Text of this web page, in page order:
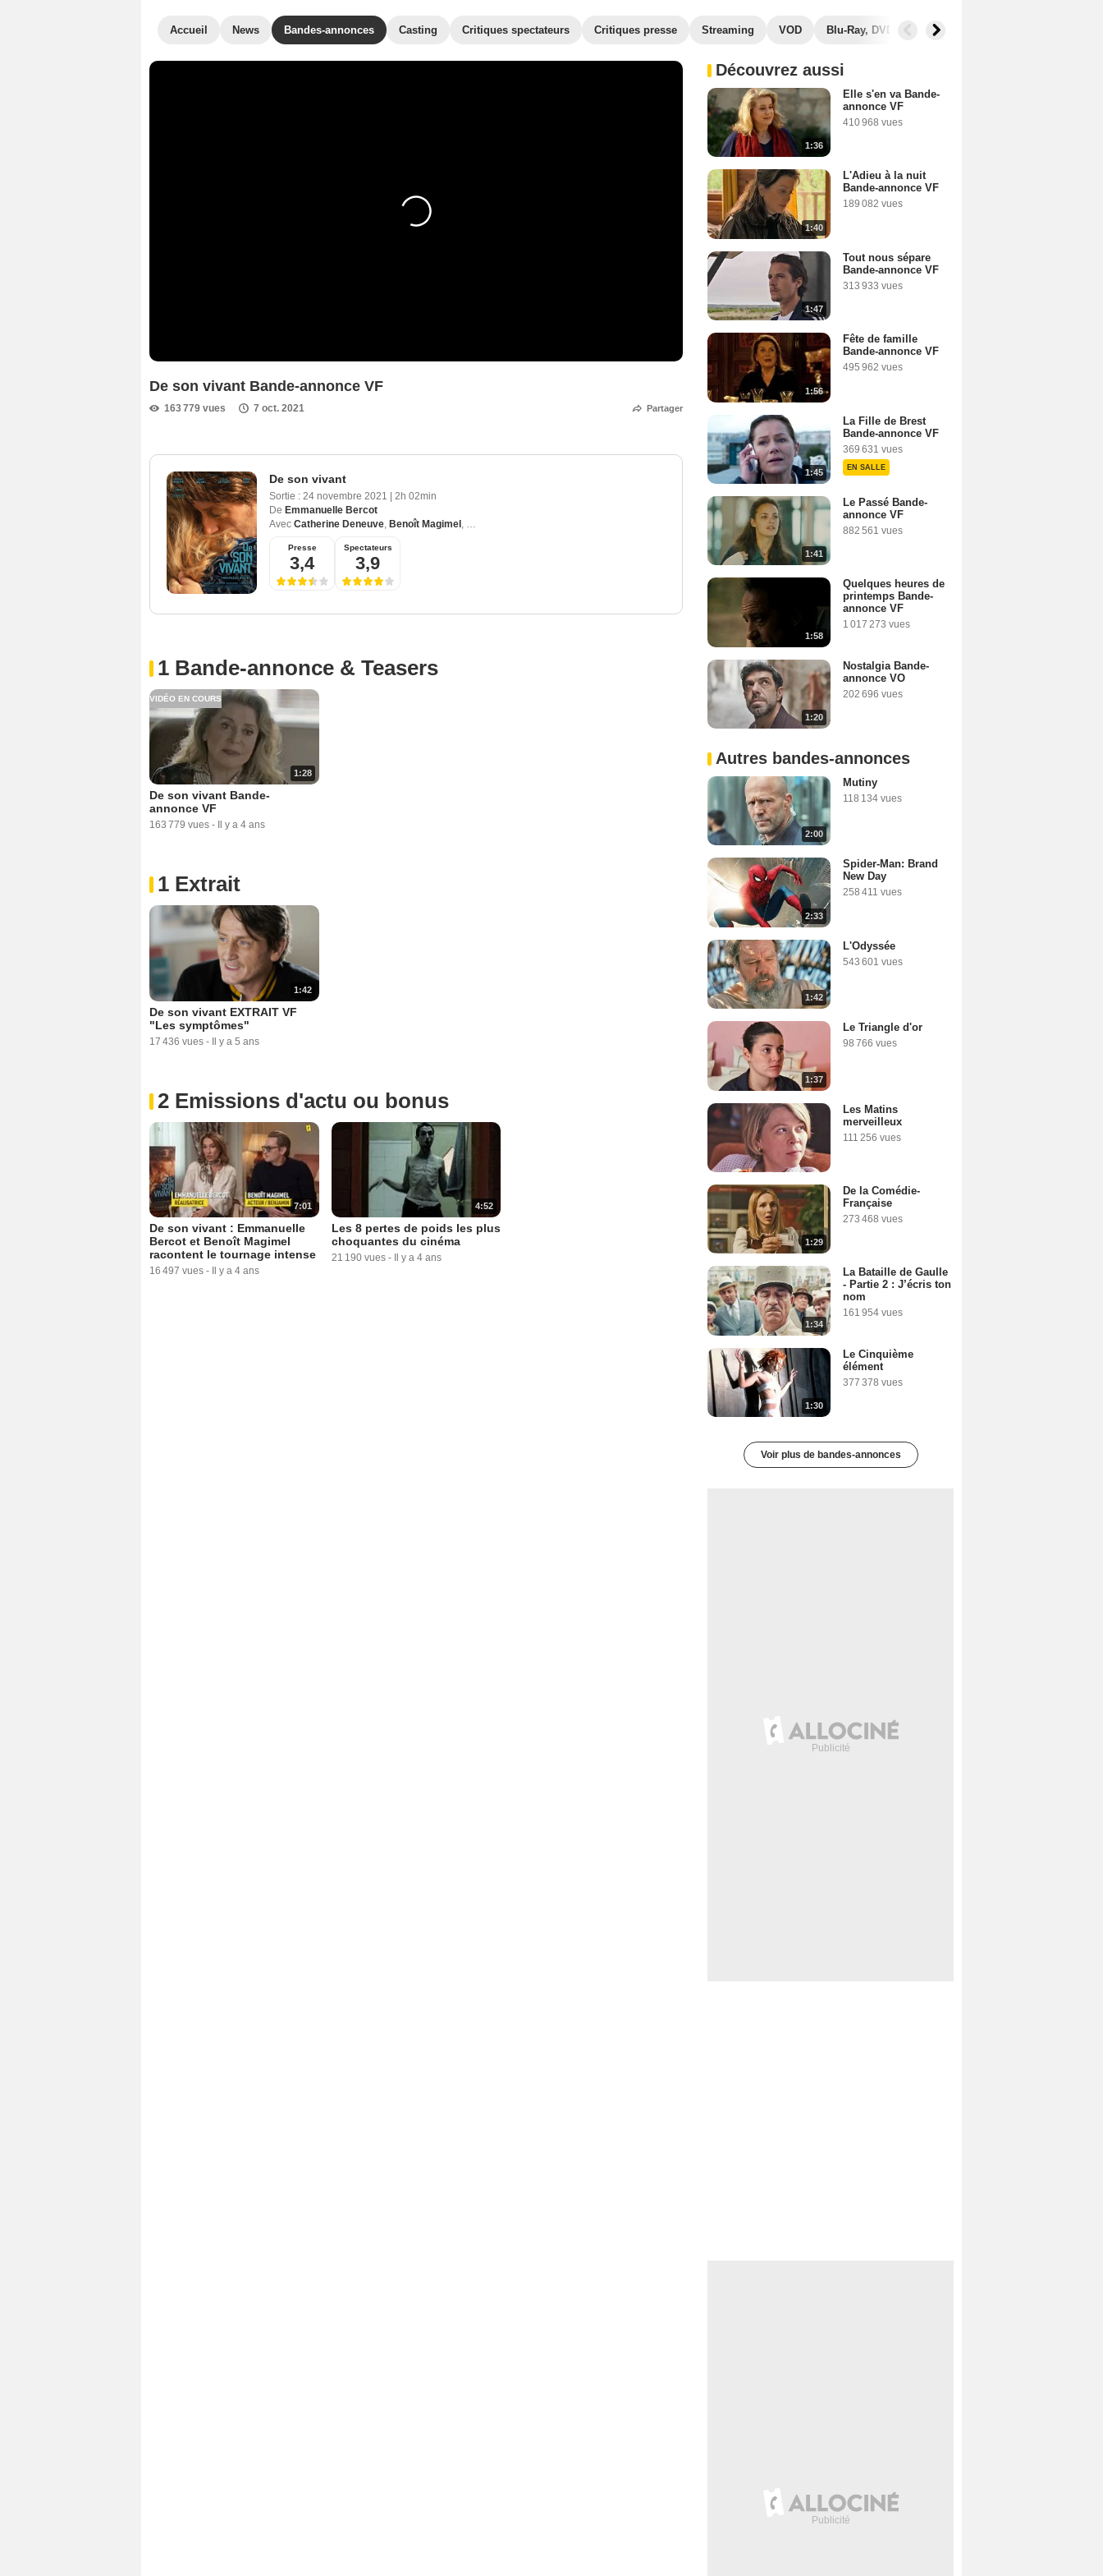
Accueil News Bandes-annonces Casting Critiques spectateurs Critiques presse Streaming VOD Blu-Ray, DVD Photos
De son vivant Bande-annonce VF
163 779 vues 7 oct. 2021 Partager
De son vivant
Sortie : 24 novembre 2021
2h 02min
De Emmanuelle Bercot
Avec Catherine Deneuve, Benoît Magimel , Gabriel Sara
Presse
3,4
Spectateurs
3,9
1 Bande-annonce & Teasers
1:28
VIDÉO EN COURS
De son vivant Bande-
annonce VF
163 779 vues - Il y a 4 ans
1 Extrait
1:42
De son vivant EXTRAIT VF
"Les symptômes"
17 436 vues - Il y a 5 ans
2 Emissions d'actu ou bonus
7:01
De son vivant : Emmanuelle
Bercot et Benoît Magimel
racontent le tournage intense
16 497 vues - Il y a 4 ans
4:52
Les 8 pertes de poids les plus
choquantes du cinéma
21 190 vues - Il y a 4 ans
Découvrez aussi
1:36
Elle s'en va Bande-
annonce VF
410 968 vues
1:40
L'Adieu à la nuit
Bande-annonce VF
189 082 vues
1:47
Tout nous sépare
Bande-annonce VF
313 933 vues
1:56
Fête de famille
Bande-annonce VF
495 962 vues
1:45
La Fille de Brest
Bande-annonce VF
369 631 vues
EN SALLE
1:41
Le Passé Bande-
annonce VF
882 561 vues
1:58
Quelques heures de
printemps Bande-
annonce VF
1 017 273 vues
1:20
Nostalgia Bande-
annonce VO
202 696 vues
Autres bandes-annonces
2:00
Mutiny
118 134 vues
2:33
Spider-Man: Brand
New Day
258 411 vues
1:42
L'Odyssée
543 601 vues
1:37
Le Triangle d'or
98 766 vues
Les Matins
merveilleux
111 256 vues
1:29
De la Comédie-
Française
273 468 vues
1:34
La Bataille de Gaulle
- Partie 2 : J’écris ton
nom
161 954 vues
1:30
Le Cinquième
élément
377 378 vues
Voir plus de bandes-annonces